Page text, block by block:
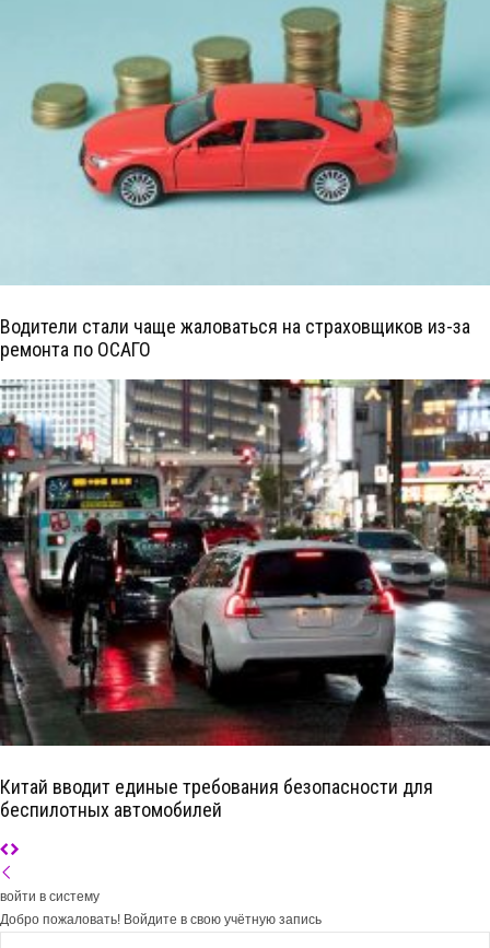
Водители стали чаще жаловаться на страховщиков из-за
ремонта по ОСАГО
Китай вводит единые требования безопасности для
беспилотных автомобилей
войти в систему
Добро пожаловать! Войдите в свою учётную запись